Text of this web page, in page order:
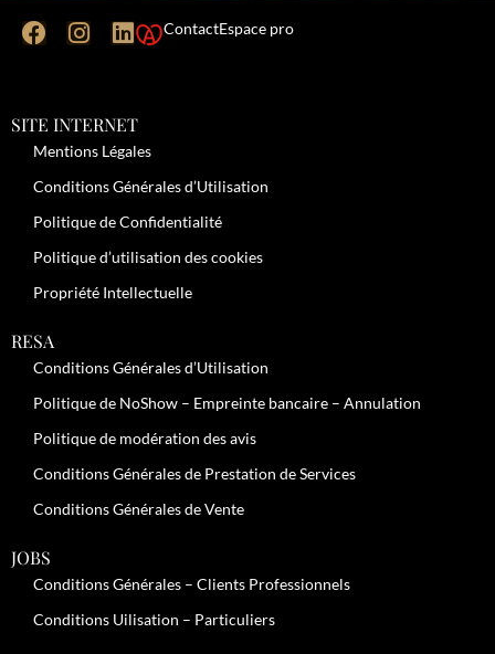
ContactEspace pro
SITE INTERNET
Mentions Légales
Conditions Générales d’Utilisation
Politique de Confidentialité
Politique d’utilisation des cookies
Propriété Intellectuelle
RESA
Conditions Générales d’Utilisation
Politique de NoShow – Empreinte bancaire – Annulation
Politique de modération des avis
Conditions Générales de Prestation de Services
Conditions Générales de Vente
JOBS
Conditions Générales – Clients Professionnels
Conditions Uilisation – Particuliers